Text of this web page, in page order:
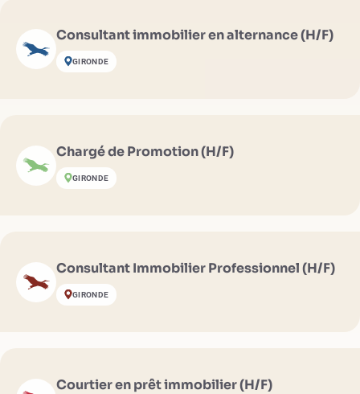
Consultant immobilier en alternance (H/F)
GIRONDE
Chargé de Promotion (H/F)
GIRONDE
Consultant Immobilier Professionnel (H/F)
GIRONDE
Courtier en prêt immobilier (H/F)